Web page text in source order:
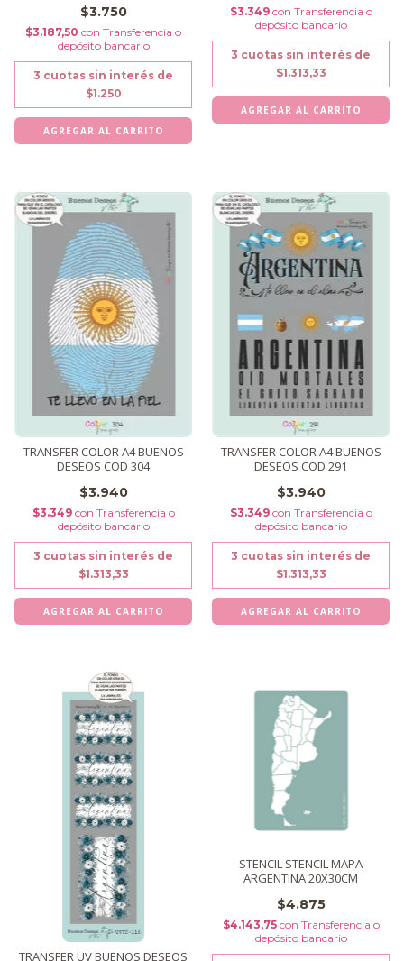
$3.750
$3.187,50 con Transferencia o
depósito bancario
3 cuotas sin interés de
$1.250
$3.349 con Transferencia o
depósito bancario
3 cuotas sin interés de
$1.313,33
TRANSFER COLOR A4 BUENOS
DESEOS COD 304
$3.940
$3.349 con Transferencia o
depósito bancario
3 cuotas sin interés de
$1.313,33
TRANSFER COLOR A4 BUENOS
DESEOS COD 291
$3.940
$3.349 con Transferencia o
depósito bancario
3 cuotas sin interés de
$1.313,33
TRANSFER UV BUENOS DESEOS
STENCIL STENCIL MAPA
ARGENTINA 20X30CM
$4.875
$4.143,75 con Transferencia o
depósito bancario